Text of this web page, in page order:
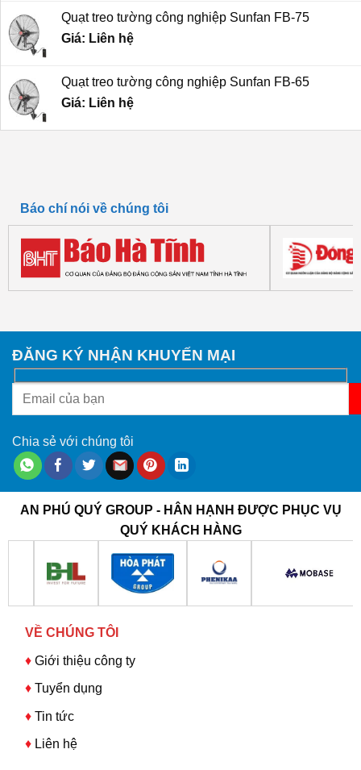
5,100,000 ₫.là:
Quạt treo tường công nghiệp Sunfan FB-75
Giá: Liên hệ
Quạt treo tường công nghiệp Sunfan FB-65
Giá: Liên hệ
Báo chí nói về chúng tôi
ĐĂNG KÝ NHẬN KHUYẾN MẠI
Chia sẻ với chúng tôi
AN PHÚ QUÝ GROUP - HÂN HẠNH ĐƯỢC PHỤC VỤ
QUÝ KHÁCH HÀNG
VỀ CHÚNG TÔI
♦ Giới thiệu công ty
♦Tuyển dụng
♦ Tin tức
♦ Liên hệ